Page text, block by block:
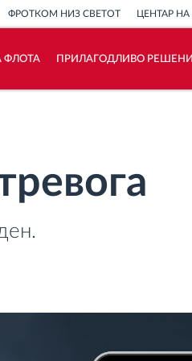
ФРОТКОМ НИЗ СВЕТОТ ЦЕНТАР
ФЛОТА ПРИЛАГОДЛИВО